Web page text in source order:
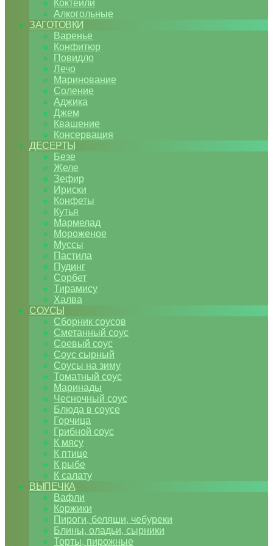
Коктейли
Алкогольные
ЗАГОТОВКИ
Варенье
Конфитюр
Повидло
Лечо
Маринование
Соление
Аджика
Джем
Квашение
Консервация
ДЕСЕРТЫ
Безе
Желе
Зефир
Ириски
Конфеты
Кутья
Мармелад
Мороженое
Муссы
Пастила
Пудинг
Сорбет
Тирамису
Халва
СОУСЫ
Сборник соусов
Сметанный соус
Соевый соус
Соус сырный
Соусы на зиму
Томатный соус
Маринады
Чесночный соус
Блюда в соусе
Горчица
Грибной соус
К мясу
К птице
К рыбе
К салату
ВЫПЕЧКА
Вафли
Коржики
Пироги, беляши, чебуреки
Блины, оладьи, сырники
Торты, пирожные